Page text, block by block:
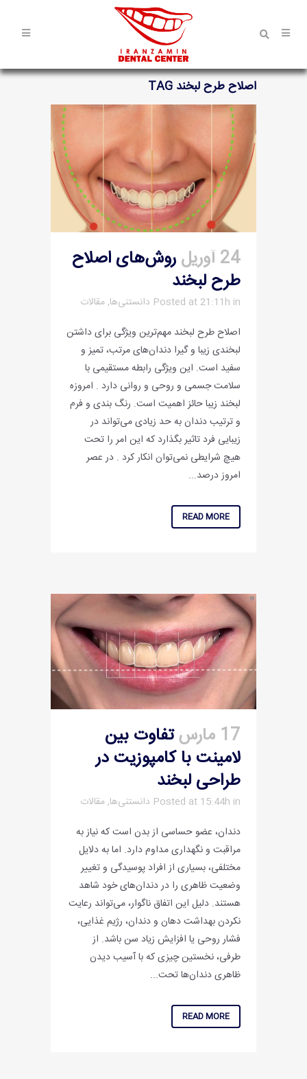
اصلاح طرح لبخند TAG
24 آوریل
روش‌های اصلاح
طرح لبخند
Posted at 21:11h in دانستنی‌ها,مقالات
اصلاح طرح لبخند مهم‌ترین ویژگی برای داشتن
لبخندی زیبا و گیرا دندان‌های مرتب، تمیز و
سفید است. این ویژگی رابطه مستقیمی با
سلامت جسمی و روحی و روانی دارد . امروزه
لبخند زیبا حائز اهمیت است. رنگ بندی و فرم
و ترتیب دندان به حد زیادی می‌تواند در
زیبایی فرد تاثیر بگذارد که این امر را تحت
هیچ شرایطی نمی‌توان انکار کرد . در عصر
امروز درصد...
READ MORE
17 مارس
تفاوت بین
لامینت با کامپوزیت در
طراحی لبخند
Posted at 15:44h in دانستنی‌ها,مقالات
دندان، عضو حساسی از بدن است که نیاز به
مراقبت و نگهداری مداوم دارد. اما به دلایل
مختلفی، بسیاری از افراد پوسیدگی و تغییر
وضعیت ظاهری را در دندان‌های خود شاهد
هستند. دلیل این اتفاق ناگوار، می‌تواند رعایت
نکردن بهداشت دهان و دندان، رژیم غذایی،
فشار روحی یا افزایش زیاد سن باشد. از
طرفی، ‌نخستین چیزی که با آسیب دیدن
ظاهری دندان‌ها تحت...
READ MORE